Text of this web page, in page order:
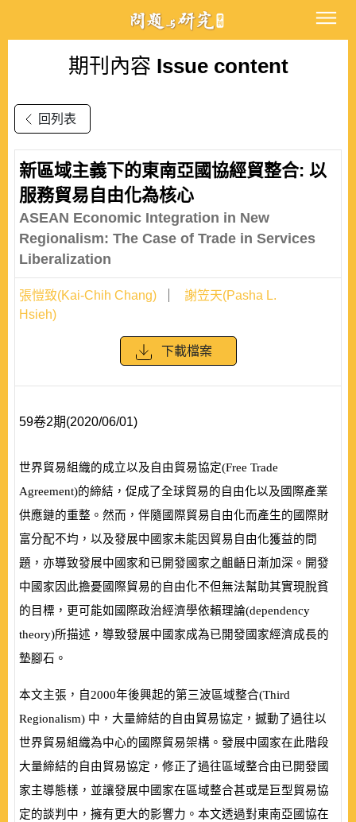
期刊內容 Issue content
回列表
新區域主義下的東南亞國協經貿整合: 以
服務貿易自由化為核心
ASEAN Economic Integration in New
Regionalism: The Case of Trade in Services
Liberalization
張愷致(Kai-Chih Chang)
謝笠天(Pasha L.
Hsieh)
下載檔案
59卷2期(2020/06/01)
世界貿易組織的成立以及自由貿易協定(Free Trade
Agreement)的締結，促成了全球貿易的自由化以及國際產業
供應鏈的重整。然而，伴隨國際貿易自由化而產生的國際財
富分配不均，以及發展中國家未能因貿易自由化獲益的問
題，亦導致發展中國家和已開發國家之齟齬日漸加深。開發
中國家因此擔憂國際貿易的自由化不但無法幫助其實現脫貧
的目標，更可能如國際政治經濟學依賴理論(dependency
theory)所描述，導致發展中國家成為已開發國家經濟成長的
墊腳石。
本文主張，自 2000年後興起的第三波區域整合(Third
Regionalism) 中，大量締結的自由貿易協定，撼動了過往以
世界貿易組織為中心的國際貿易架構。發展中國家在此階段
大量締結的自由貿易協定，修正了過往區域整合由已開發國
家主導態樣，並讓發展中國家在區域整合甚或是巨型貿易協
定的談判中，擁有更大的影響力。本文透過對東南亞國協在